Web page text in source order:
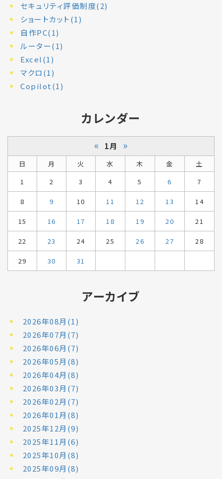
セキュリティ評価制度(2)
ショートカット(1)
自作PC(1)
ルーター(1)
Excel(1)
マクロ(1)
Copilot(1)
カレンダー
« 1月 »
日 月 火 水 木 金
土
1
2 3 4 5 6 7
8 9 10 11 12 13 14
15 16 17 18 19 20 21
22 23 24 25 26 27 28
29 30 31
アーカイブ
2026年08月(1)
2026年07月(7)
2026年06月(7)
2026年05月(8)
2026年04月(8)
2026年03月(7)
2026年02月(7)
2026年01月(8)
2025年12月(9)
2025年11月(6)
2025年10月(8)
2025年09月(8)